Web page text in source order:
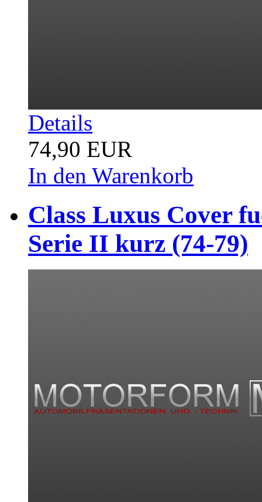
Details
74,90 EUR
In den Warenkorb
Class Luxus Cover
Serie II kurz (74-79)